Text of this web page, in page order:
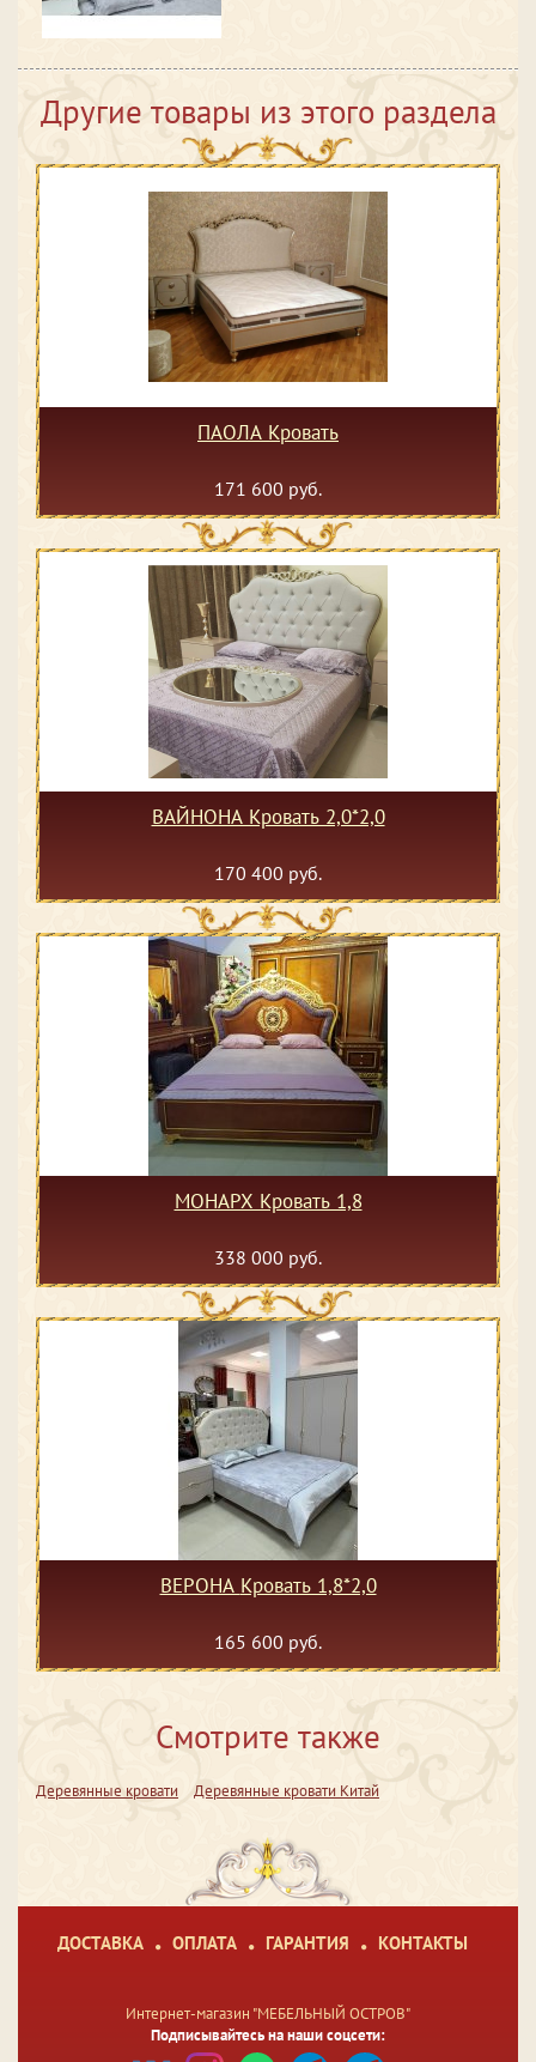
Другие товары из этого раздела
ПАОЛА Кровать
171 600 руб.
ВАЙНОНА Кровать 2,0*2,0
170 400 руб.
МОНАРХ Кровать 1,8
338 000 руб.
ВЕРОНА Кровать 1,8*2,0
165 600 руб.
Смотрите также
Деревянные кровати Деревянные кровати Китай
ДОСТАВКА ОПЛАТА ГАРАНТИЯ КОНТАКТЫ
Интернет-магазин "МЕБЕЛЬНЫЙ ОСТРОВ"
Подписывайтесь на наши соцсети: